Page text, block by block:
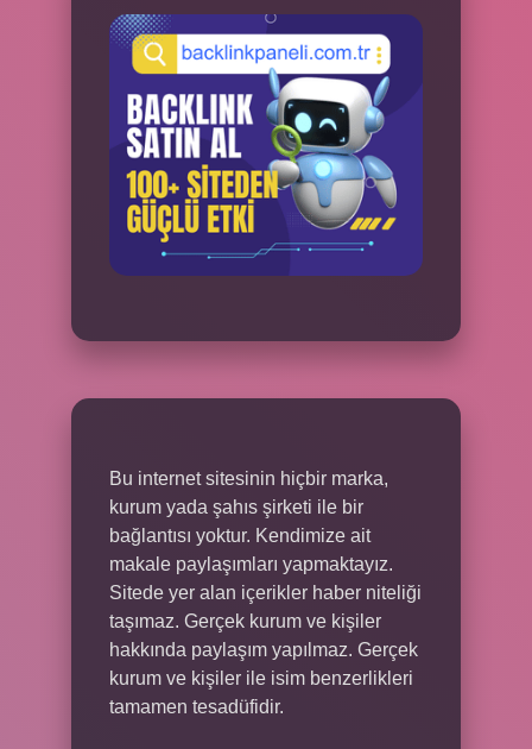
Bu internet sitesinin hiçbir marka,
kurum yada şahıs şirketi ile bir
bağlantısı yoktur. Kendimize ait
makale paylaşımları yapmaktayız.
Sitede yer alan içerikler haber niteliği
taşımaz. Gerçek kurum ve kişiler
hakkında paylaşım yapılmaz. Gerçek
kurum ve kişiler ile isim benzerlikleri
tamamen tesadüfidir.